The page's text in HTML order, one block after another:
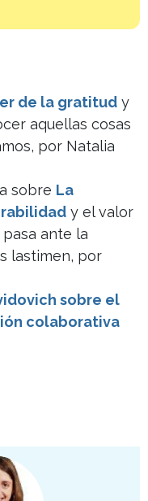
de la gratitudy
aquellas cosas
por Natalia
sobre La
y el valor
ante la
lastimen, por
sobre el
colaborativa